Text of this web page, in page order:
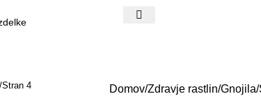
Stran 4 Domov Zdravje rastlin Gnojila